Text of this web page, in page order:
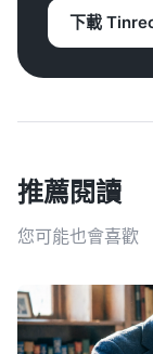
下載
推薦閱讀
您可能也會喜歡